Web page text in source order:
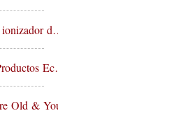
d…
Ec…
Old & Young…